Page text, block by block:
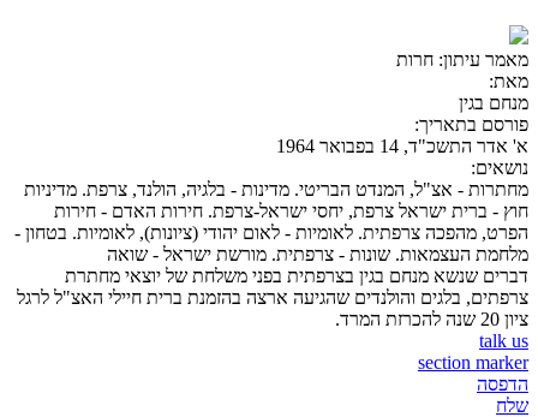
מאמר עיתון: חרות
מאת:
מנחם בגין
פורסם בתאריך:
א' אדר התשכ"ד, 14 בפבואר 1964
נושאים:
מחתרות - אצ"ל, המנדט הבריטי. מדינות - בלגיה, הולנד, צרפת. מדיניות
חוץ - ברית ישראל צרפת, יחסי ישראל-צרפת. חירות האדם - חירות
הפרט, מהפכה צרפתית. לאומיות - לאום יהודי (ציונות), לאומיות. בטחון -
מלחמת העצמאות. שונות - צרפתית. מורשת ישראל - שואה
דברים שנשא מנחם בגין בצרפתית בפני משלחת של יוצאי מחתרת
צרפתים, בלגים והולנדים שהגיעה ארצה בהזמנת ברית חיילי האצ"ל לרגל
ציון 20 שנה להכרזת המרד.
talk us
section marker
הדפסה
שלח